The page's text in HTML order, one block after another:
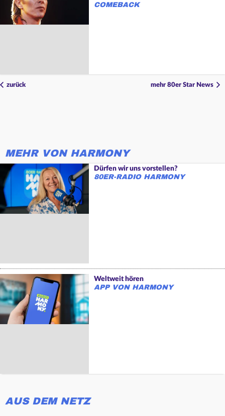
COMEBACK
zurück mehr 80er Star News
MEHR VON HARMONY
Dürfen wir uns vorstellen?
80ER-RADIO HARMONY
Weltweit hören
APP VON HARMONY
AUS DEM NETZ